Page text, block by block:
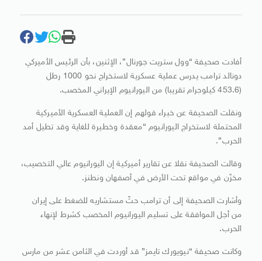
أفادت صحيفة “وول ستريت جورنال”، الإثنين، بأن الرئيس الأميركي
دونالد ترامب يدرس عملية عسكرية لاستخراج نحو 1000 رطل
(453.6 كيلوجرام تقريبا) من اليورانيوم الإيراني المخصب.
ونقلت الصحيفة عن خبراء قولهم إن العملية العسكرية الأميركية
المحتملة لاستخراج اليورانيوم “معقدة وخطيرة للغاية وقد تطيل أمد
الحرب”.
وقالت الصحيفة نقلا عن تقارير أميركية إن اليورانيوم عالي التخصيب،
مخزّن في مواقع تحت الأرض في أصفهان ونطنز.
وأشارت الصحيفة إلى أن ترامب حثّ مستشاريه للضغط على إيران
من أجل الموافقة على تسليم اليورانيوم المخصب كشرط لإنهاء
الحرب.
وكانت صحيفة “نيويورك تايمز” قد أوردت في الثامن عشر من مارس